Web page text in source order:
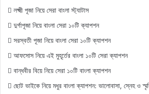
লক্ষ্মী পূজা নিয়ে সেরা বাংলা স্ট্যাটাস
দুর্গাপূজা নিয়ে বাংলা সেরা ১০টি ক্যাপশন
সরস্বতী পূজা নিয়ে বাংলা সেরা ১০টি ক্যাপশন
আফসোস নিয়ে এই মুহূর্তের বাংলা ১০টি সেরা ক্যাপশন
বান্ধবীর বিয়ে নিয়ে সেরা ১০টি বাংলা ক্যাপশন
ছোট ভাইকে নিয়ে মধুর বাংলা ক্যাপশন: ভালোবাসা, স্নেহ ও